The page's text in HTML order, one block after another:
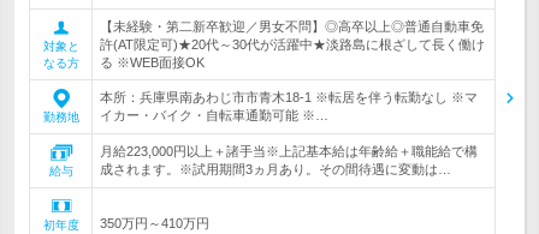
対象と
なる方
【未経験・第二新卒歓迎／男女不問】◎高卒以上◎普通自動車免
許(AT限定可)★20代～30代が活躍中★淡路島に根ざして長く働け
る ※WEB面接OK
勤務地
本所：兵庫県南あわじ市市青木18-1 ※転居を伴う転勤なし ※マ
イカー・バイク・自転車通勤可能 ※…
給与
月給223,000円以上＋諸手当※上記基本給は年齢給＋職能給で構
成されます。※試用期間3ヵ月あり。その間待遇に変動は…
初年度
350万円～410万円